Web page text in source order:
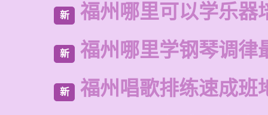
新 福州哪里可以学乐器
新 福州哪里学钢琴调律
新 福州唱歌排练速成班